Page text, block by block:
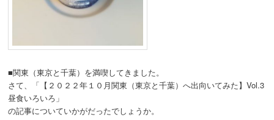
■関東（東京と千葉）を満喫してきました。
さて、「【２０２２年１０月関東（東京と千葉）へ出向いてみた】Vol.3
昼食いろいろ」
の記事についていかがだったでしょうか。